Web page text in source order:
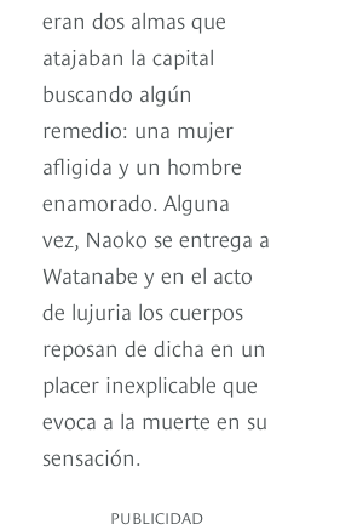
eran dos almas que
atajaban la capital
buscando algún
remedio: una mujer
afligida y un hombre
enamorado. Alguna
vez, Naoko se entrega a
Watanabe y en el acto
de lujuria los cuerpos
reposan de dicha en un
placer inexplicable que
evoca a la muerte en su
sensación.
PUBLICIDAD